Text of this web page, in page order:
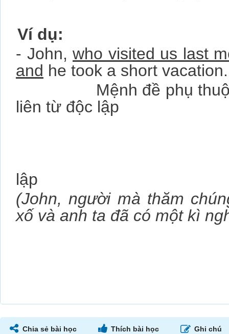
Ví dụ:
- John, who visited us last
and he took a short vacation.
Mệnh đề
liên từ độc lập
lập Mệnh
(John, người mà thăm
xố và anh ta đã có một kì
Chia sẻ bài học Thích bài học Ghi chú